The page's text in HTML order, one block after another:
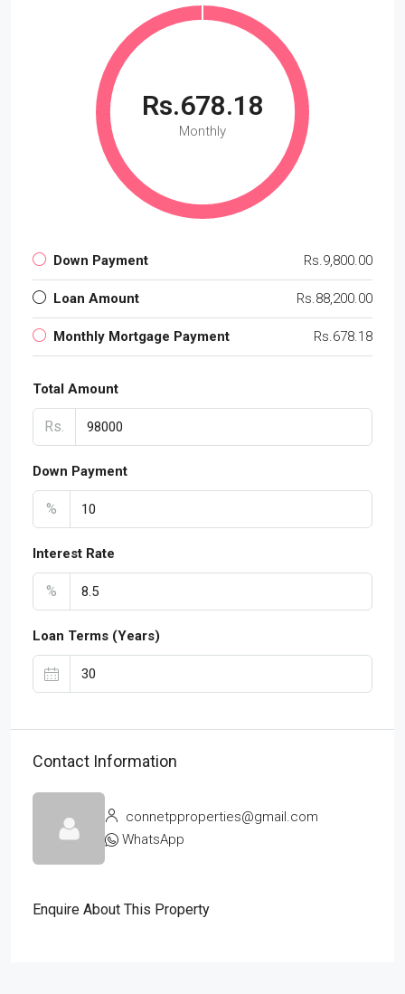
Rs.678.18
Monthly
Down Payment Rs.9,800.00
Loan Amount Rs.88,200.00
Monthly Mortgage Payment Rs.678.18
Total Amount
Rs.
Down Payment
%
Interest Rate
%
Loan Terms (Years)
Contact Information
connetpproperties@gmail.com
WhatsApp
Enquire About This Property